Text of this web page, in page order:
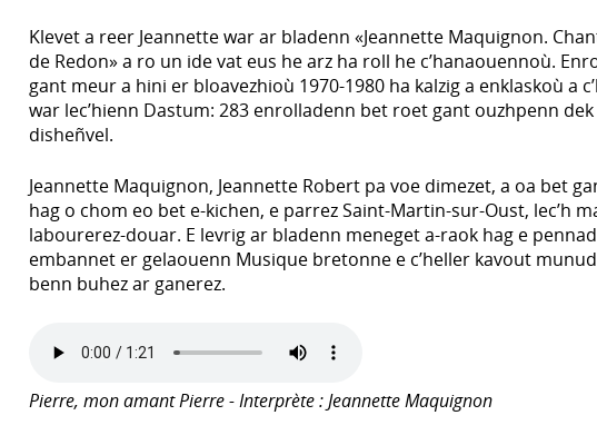
Klevet a reer Jeannette war ar bladenn «Jeannette Maquignon.
de Redon» a ro un ide vat eus he arz ha roll he c’hanaouennoù.
gant meur a hini er bloavezhioù 1970-1980 ha kalzig a enklaskoù a
war lec’hienn Dastum: 283 enrolladenn bet roet gant ouzhpenn
disheñvel.
Jeannette Maquignon, Jeannette Robert pa voe dimezet, a oa bet
hag o chom eo bet e-kichen, e parrez Saint-Martin-sur-Oust, lec’h
labourerez-douar. E levrig ar bladenn meneget a-raok hag e
embannet er gelaouenn Musique bretonne e c’heller kavout
benn buhez ar ganerez.
Pierre, mon amant Pierre - Interprète : Jeannette Maquignon